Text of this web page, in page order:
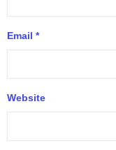
Email *
Website